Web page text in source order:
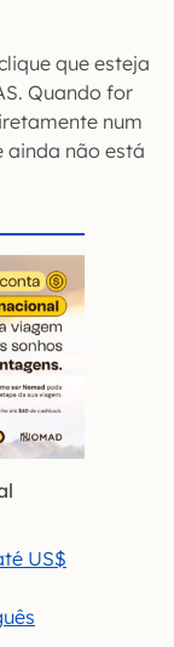
que esteja
Quando for
num
ainda não está
US$